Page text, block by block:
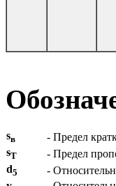
sв
- Предел
sT
- Предел
d5
-